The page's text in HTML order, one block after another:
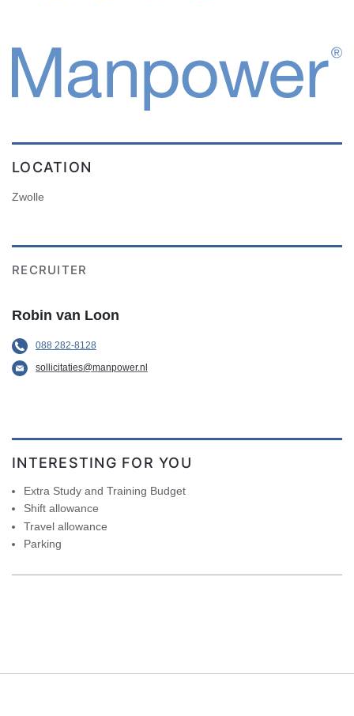
LOCATION
Zwolle
RECRUITER
Robin van Loon
088 282-8128
sollicitaties@manpower.nl
INTERESTING FOR YOU
Extra Study and Training Budget
Shift allowance
Travel allowance
Parking